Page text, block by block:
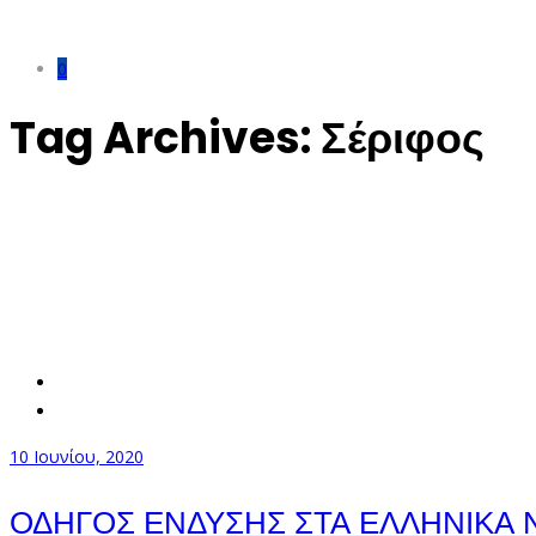
0
Tag Archives:Σέριφος
10 Ιουνίου, 2020
ΟΔΗΓΟΣ ΕΝΔΥΣΗΣ ΣΤΑ ΕΛΛΗΝΙΚΑ